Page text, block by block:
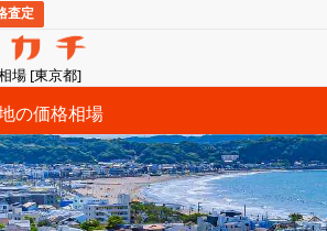
場 [東京都]
査定
の価格相場